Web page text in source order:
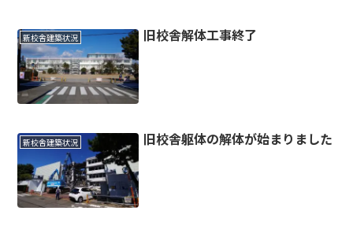
新校舎建築状況 旧校舎解体工事終了
新校舎建築状況 旧校舎躯体の解体が始まりました